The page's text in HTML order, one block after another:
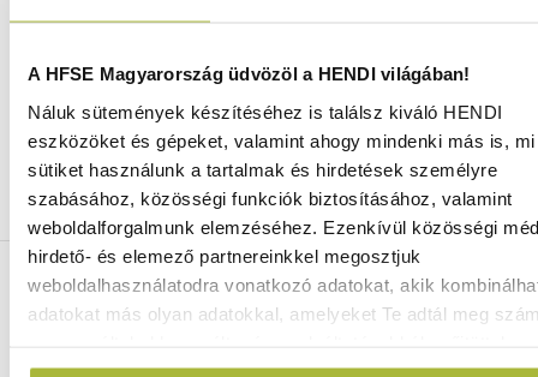
A HFSE Magyarország üdvözöl a HENDI világában!
Náluk sütemények készítéséhez is találsz kiváló HENDI
eszközöket és gépeket, valamint ahogy mindenki más is,
sütiket használunk a tartalmak és hirdetések személyre
szabásához, közösségi funkciók biztosításához, valamint
weboldalforgalmunk elemzéséhez. Ezenkívül közösségi
hirdető- és elemező partnereinkkel megosztjuk
weboldalhasználatodra vonatkozó adatokat, akik
adatokat más olyan adatokkal, amelyeket Te adtál meg
Ingyenes szállítás 25 000 Ft felett
Szállítás akár 1 munkanapon belül
Mindig a legkedvezőbb HENDI árak
Több mint 2000 termék raktáron
ELÉRHETŐSÉGEINK